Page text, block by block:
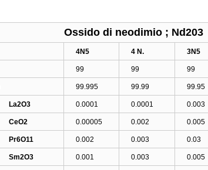
Ossido di neodimio ; Nd203
4N5 4 N. 3N5
99 99 99
99.995 99.99 99.95
La2O3 0.0001 0.0001 0.003
CeO2 0.00005 0.002 0.005
Pr6O11 0.002 0.003 0.03
Sm2O3 0.001 0.003 0.005